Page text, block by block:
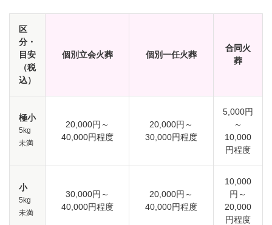
区
分・
目安
（税
込）
個別立会火葬 個別一任火葬
合同火
葬
極小
5kg
未満
20,000円～
40,000円程度
20,000円～
30,000円程度
5,000円
～
10,000
円程度
小
5kg
未満
30,000円～
40,000円程度
20,000円～
40,000円程度
10,000
円～
20,000
円程度